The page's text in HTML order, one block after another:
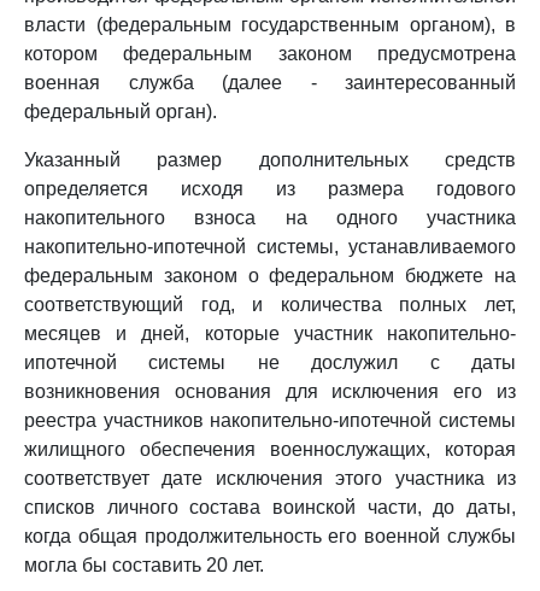
власти (федеральным государственным органом), в
котором федеральным законом предусмотрена
военная служба (далее - заинтересованный
федеральный орган).
Указанный размер дополнительных средств
определяется исходя из размера годового
накопительного взноса на одного участника
накопительно-ипотечной системы, устанавливаемого
федеральным законом о федеральном бюджете на
соответствующий год, и количества полных лет,
месяцев и дней, которые участник накопительно-
ипотечной системы не дослужил с даты
возникновения основания для исключения его из
реестра участников накопительно-ипотечной системы
жилищного обеспечения военнослужащих, которая
соответствует дате исключения этого участника из
списков личного состава воинской части, до даты,
когда общая продолжительность его военной службы
могла бы составить 20 лет.